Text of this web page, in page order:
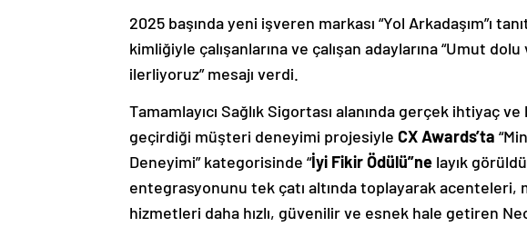
2025 başında yeni işveren markası “Yol Arkadaşım”ı
kimliğiyle çalışanlarına ve çalışan adaylarına “Umut
ilerliyoruz” mesajı verdi.
Tamamlayıcı Sağlık Sigortası alanında gerçek ihtiyaç
geçirdiği müşteri deneyimi projesiyle CX Awards’ta
Deneyimi” kategorisinde “İyi Fikir Ödülü”ne layık
entegrasyonunu tek çatı altında toplayarak acenteleri,
hizmetleri daha hızlı, güvenilir ve esnek hale getiren